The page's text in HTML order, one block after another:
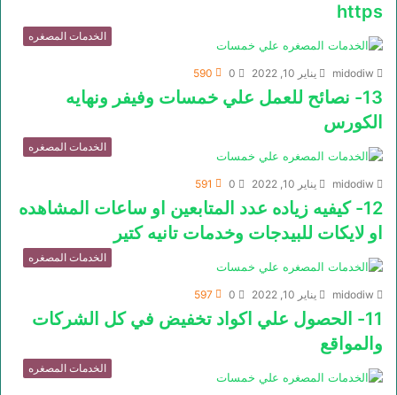
https
الخدمات المصغره
midodiw يناير 10, 2022 0
590
13- نصائح للعمل علي خمسات وفيفر ونهايه
الكورس
الخدمات المصغره
midodiw يناير 10, 2022 0
591
12- كيفيه زياده عدد المتابعين او ساعات المشاهده
او لايكات للبيدجات وخدمات تانيه كتير
الخدمات المصغره
midodiw يناير 10, 2022 0
597
11- الحصول علي اكواد تخفيض في كل الشركات
والمواقع
الخدمات المصغره